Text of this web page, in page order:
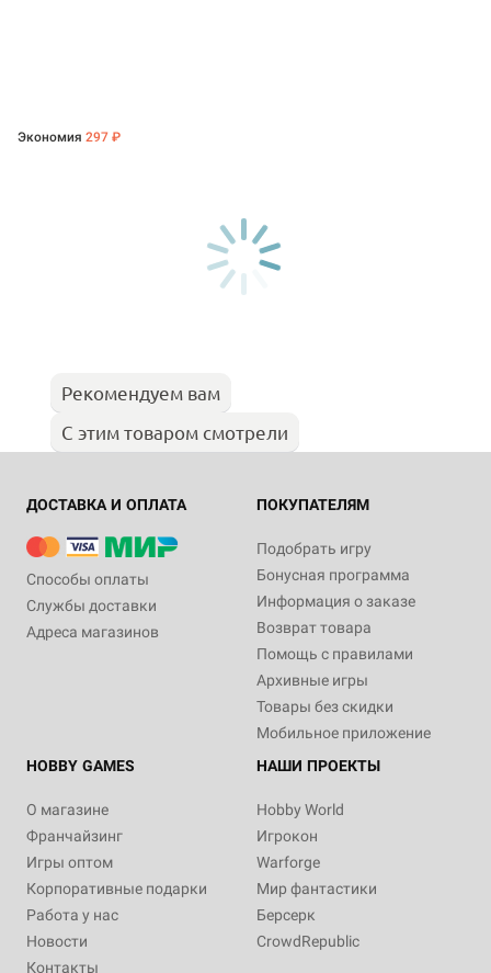
Экономия 297 ₽
Рекомендуем вам
С этим товаром смотрели
ДОСТАВКА И ОПЛАТА
Способы оплаты
Службы доставки
Адреса магазинов
ПОКУПАТЕЛЯМ
Подобрать игру
Бонусная программа
Информация о заказе
Возврат товара
Помощь с правилами
Архивные игры
Товары без скидки
Мобильное приложение
HOBBY GAMES
О магазине
Франчайзинг
Игры оптом
Корпоративные подарки
Работа у нас
Новости
Контакты
НАШИ ПРОЕКТЫ
Hobby World
Игрокон
Warforge
Мир фантастики
Берсерк
CrowdRepublic